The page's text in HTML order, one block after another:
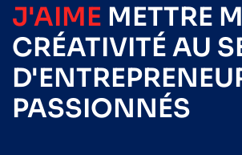
J'AIME METTRE
CRÉATIVITÉ AU
PASSIONNÉS